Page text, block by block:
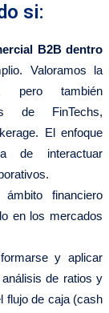
si:
B2B dentro
Valoramos la
pero también
de FinTechs,
El enfoque
de interactuar
financiero
en los mercados
y aplicar
de ratios y
flujo de caja (cash